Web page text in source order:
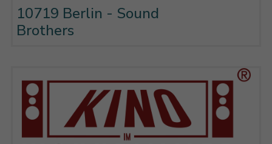
10719 Berlin - Sound
Brothers